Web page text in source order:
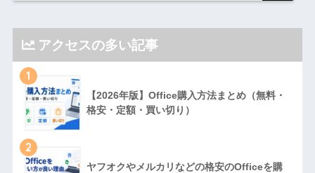
アクセスの多い記事
1
【2026年版】Office購入方法まとめ（無料・
格安・定額・買い切り）
2
ヤフオクやメルカリなどの格安のOfficeを購